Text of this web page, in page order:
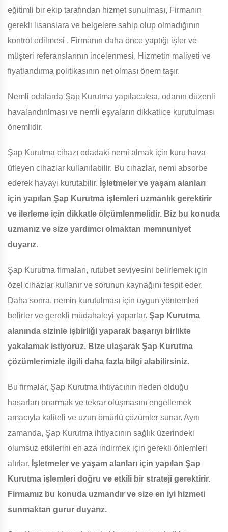
eğitimli bir ekip tarafından hizmet sunulması, Firmanın
gerekli lisanslara ve belgelere sahip olup olmadığının
kontrol edilmesi , Firmanın daha önce yaptığı işler ve
müşteri referanslarının incelenmesi, Hizmetin maliyeti ve
fiyatlandırma politikasının net olması önem taşır.
Nemli odalarda Şap Kurutma yapılacaksa, odanın düzenli
havalandırılması ve nemli eşyaların dikkatlice kurutulması
önemlidir.
Şap Kurutma cihazı odadaki nemi almak için kuru hava
üfleyen cihazlar kullanılabilir. Bu cihazlar, nemi absorbe
ederek havayı kurutabilir. İşletmeler ve yaşam alanları
için yapılan Şap Kurutma işlemleri uzmanlık gerektirir
ve ilerleme için dikkatle ölçümlenmelidir. Biz bu konuda
uzmanız ve size yardımcı olmaktan memnuniyet
duyarız.
Şap Kurutma firmaları, rutubet seviyesini belirlemek için
özel cihazlar kullanır ve sorunun kaynağını tespit eder.
Daha sonra, nemin kurutulması için uygun yöntemleri
belirler ve gerekli müdahaleyi yaparlar. Şap Kurutma
alanında sizinle işbirliği yaparak başarıyı birlikte
yakalamak istiyoruz. Bize ulaşarak Şap Kurutma
çözümlerimizle ilgili daha fazla bilgi alabilirsiniz.
Bu firmalar, Şap Kurutma ihtiyacının neden olduğu
hasarları onarmak ve tekrar oluşmasını engellemek
amacıyla kaliteli ve uzun ömürlü çözümler sunar. Aynı
zamanda, Şap Kurutma ihtiyacının sağlık üzerindeki
olumsuz etkilerini en aza indirmek için gerekli önlemleri
alırlar. İşletmeler ve yaşam alanları için yapılan Şap
Kurutma işlemleri doğru ve etkili bir strateji gerektirir.
Firmamız bu konuda uzmandır ve size en iyi hizmeti
sunmaktan gurur duyarız.